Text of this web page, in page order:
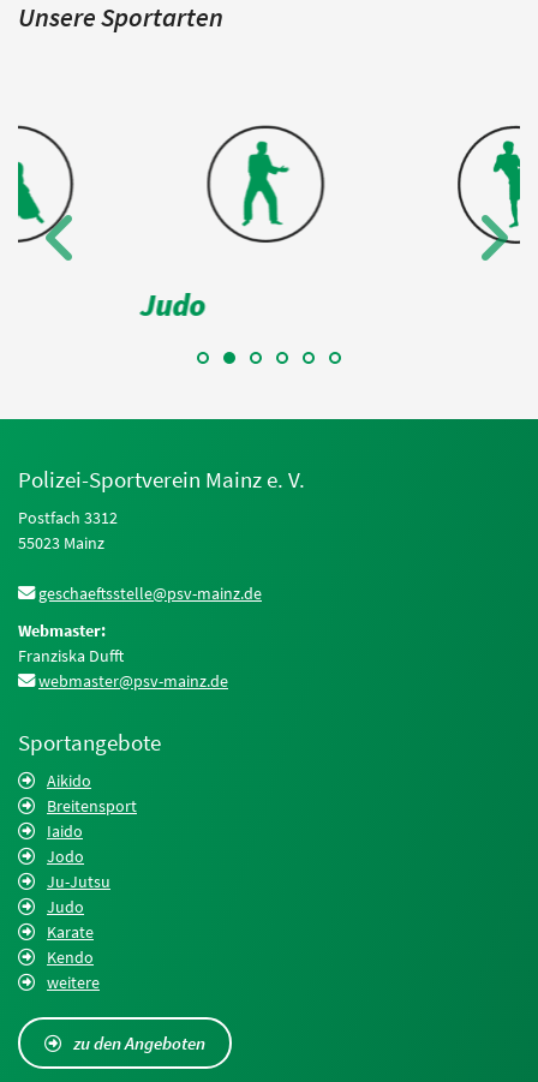
Unsere Sportarten
Kickboxen
Polizei-Sportverein Mainz e. V.
Postfach 3312
55023 Mainz
geschaeftsstelle@psv-mainz.de
Webmaster:
Franziska Dufft
webmaster@psv-mainz.de
Sportangebote
Aikido
Breitensport
Iaido
Jodo
Ju-Jutsu
Judo
Karate
Kendo
weitere
zu den Angeboten